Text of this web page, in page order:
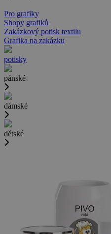
Pro grafiky
Shopy grafiků
Zakázkový potisk textilu
Grafika na zakázku
potisky
pánské
dámské
dětské